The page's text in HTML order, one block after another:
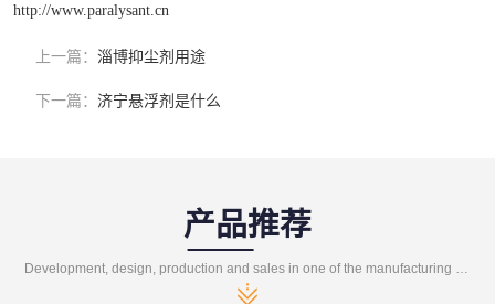
http://www.paralysant.cn
上一篇： 淄博抑尘剂用途
下一篇： 济宁悬浮剂是什么
产品推荐
Development, design, production and sales in one of the manufacturing enterprises